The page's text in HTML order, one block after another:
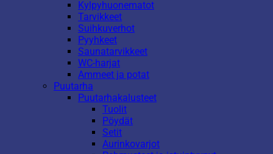
Kylpyhuonematot
Tarvikkeet
Suihkuverhot
Pyyhkeet
Saunatarvikkeet
WC-harjat
Ammeet ja potat
Puutarha
Puutarhakalusteet
Tuolit
Pöydät
Setit
Aurinkovarjot